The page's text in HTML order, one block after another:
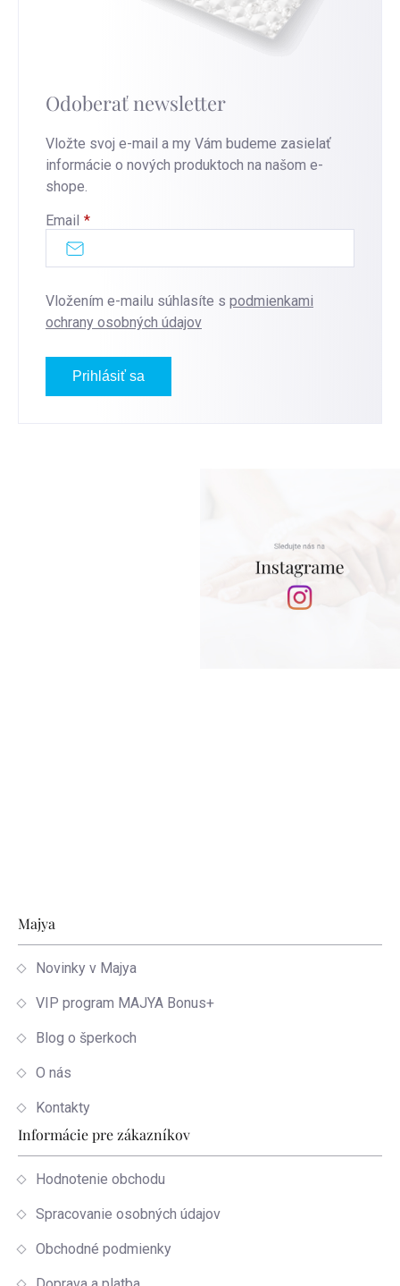
Odoberať newsletter
Vložte svoj e-mail a my Vám budeme zasielať
informácie o nových produktoch na našom e-
shope.
Email
Vložením e-mailu súhlasíte s podmienkami
ochrany osobných údajov
Prihlásiť sa
Zápätie
Majya
Novinky v Majya
VIP program MAJYA Bonus+
Blog o šperkoch
O nás
Kontakty
Informácie pre zákazníkov
Hodnotenie obchodu
Spracovanie osobných údajov
Obchodné podmienky